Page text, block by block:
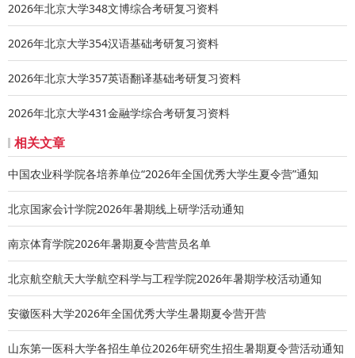
日(含)前寄达或送达北京大学全球健康发展研究院。邮寄只接
收顺丰快递，请在醒目处注明：2025北大“数字健康”经济学
夏令营，以当地邮戳为准，请尽早寄出。
四、入营名单：
入营审核工作由全健院2025年夏令营专家委员会负责，入营
营员名单中的同学皆为未入选者，不再另行通知。
五、申请材料邮寄至：
地址：北京市海淀区中关村北大街127-1号 北大科技园A座
403
邮编：100871
联系人：王老师
电话： 010-62759213
邮箱：ghd@pku.edu.cn
北京大学全球健康发展研究院
2025年5月
2026年北京大学348文博综合考研复习资料
2026年北京大学354汉语基础考研复习资料
2026年北京大学357英语翻译基础考研复习资料
2026年北京大学431金融学综合考研复习资料
相关文章
中国农业科学院各培养单位“2026年全国优秀大学生夏令营”通知
北京国家会计学院2026年暑期线上研学活动通知
南京体育学院2026年暑期夏令营营员名单
北京航空航天大学航空科学与工程学院2026年暑期学校活动通知
安徽医科大学2026年全国优秀大学生暑期夏令营开营
山东第一医科大学各招生单位2026年研究生招生暑期夏令营活动通知